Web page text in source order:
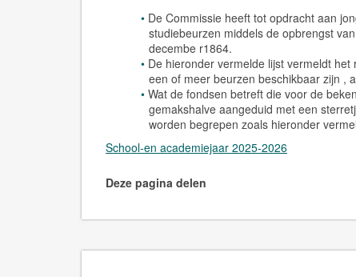
De Commissie heeft tot opdracht aan
studiebeurzen middels de opbrengst
decembe r1864.
De hieronder vermelde lijst vermeldt
een of meer beurzen beschikbaar zijn ,
Wat de fondsen betreft die voor de
gemakshalve aangeduid met een
worden begrepen zoals hieronder
School-en academiejaar 2025-2026
Deze pagina delen